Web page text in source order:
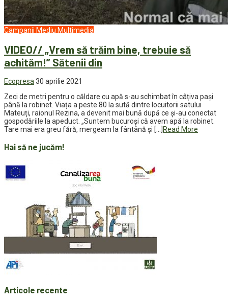
Campanii Mediu Multimedia
VIDEO// „Vrem să trăim bine, trebuie să
achităm!” Sătenii din
Ecopresa30 aprilie 2021
Zeci de metri pentru o căldare cu apă s-au schimbat în câțiva pași
până la robinet. Viața a peste 80 la sută dintre locuitorii satului
Mateuți, raionul Rezina, a devenit mai bună după ce și-au conectat
gospodăriile la apeduct. „Suntem bucuroși că avem apă la robinet.
Tare mai era greu fără, mergeam la fântână și […] Read More
Hai să ne jucăm!
Articole recente